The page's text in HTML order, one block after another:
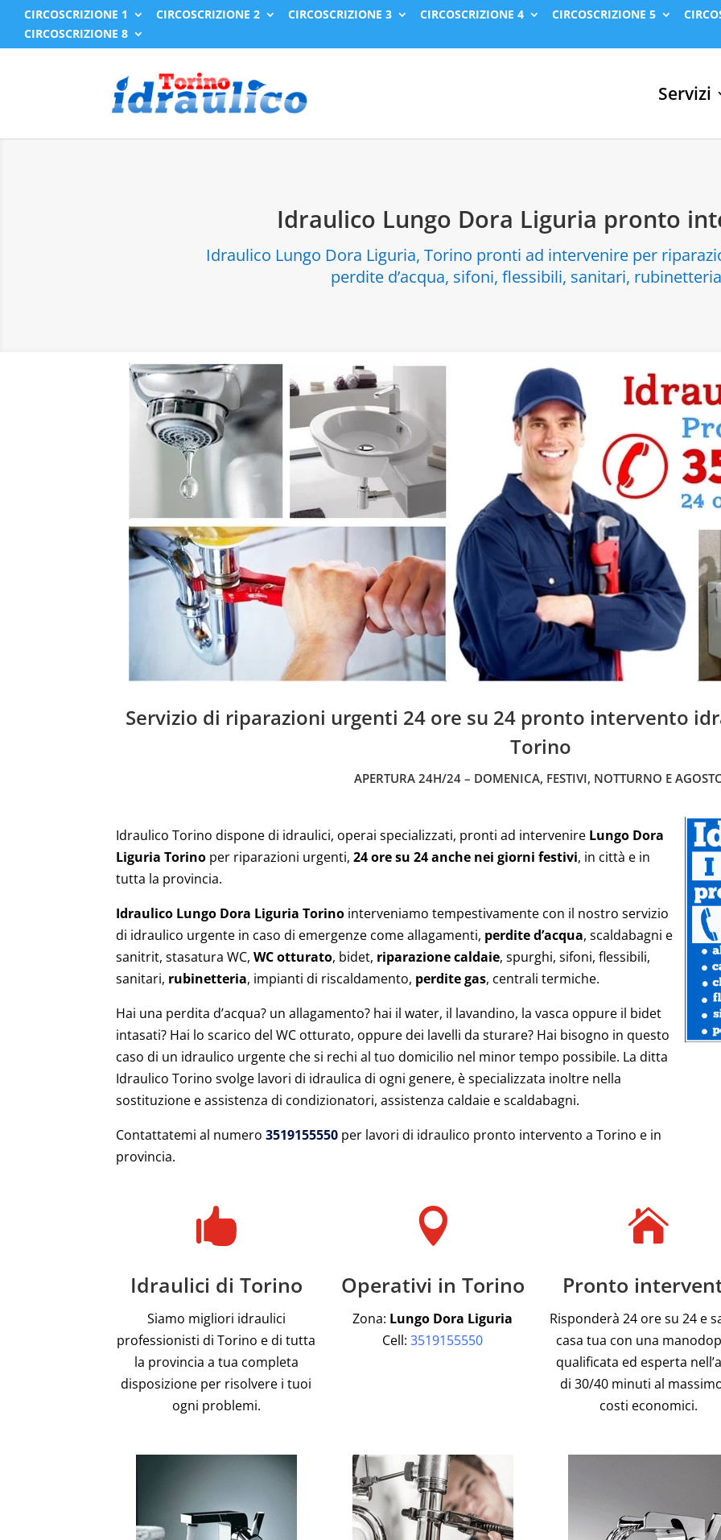
CIRCOSCRIZIONE 1 CIRCOSCRIZIONE 2 CIRCOSCRIZIONE 3 CIRCOSCRIZIONE 4 CIRCOSCRIZIONE 5
CIRCOSCRIZIONE 8
Servizi
Idraulico Lungo Dora Liguria pronto
Idraulico Lungo Dora Liguria, Torino pronti ad intervenire per
perdite d’acqua, sifoni, flessibili, sanitari,
Servizio di riparazioni urgenti 24 ore su 24 pronto intervento
Torino
APERTURA 24H/24 – DOMENICA, FESTIVI, NOTTURNO E
Idraulico Torino dispone di idraulici, operai specializzati, pronti ad intervenire Lungo Dora
Liguria Torino per riparazioni urgenti, 24 ore su 24 anche nei giorni festivi, in città e in
tutta la provincia.
Idraulico Lungo Dora Liguria Torino interveniamo tempestivamente con il nostro servizio
di idraulico urgente in caso di emergenze come allagamenti, perdite d’acqua, scaldabagni e
sanitrit, stasatura WC,WC otturato, bidet, riparazione caldaie, spurghi, sifoni, flessibili,
sanitari, rubinetteria, impianti di riscaldamento, perdite gas, centrali termiche.
Hai una perdita d’acqua? un allagamento? hai il water, il lavandino, la vasca oppure il bidet
intasati? Hai lo scarico del WC otturato, oppure dei lavelli da sturare? Hai bisogno in questo
caso di un idraulico urgente che si rechi al tuo domicilio nel minor tempo possibile. La ditta
Idraulico Torino svolge lavori di idraulica di ogni genere, è specializzata inoltre nella
sostituzione e assistenza di condizionatori, assistenza caldaie e scaldabagni.
Contattatemi al numero3519155550 per lavori di idraulico pronto intervento a Torino e in
provincia.

Idraulici di Torino
Siamo migliori idraulici
professionisti di Torino e di tutta
la provincia a tua completa
disposizione per risolvere i tuoi
ogni problemi.

Operativi in Torino
Zona: Lungo Dora Liguria
Cell:3519155550

Pronto
Risponderà 24 ore su 24 e
casa tua con una
qualificata ed esperta
di 30/40 minuti al
costi economici.